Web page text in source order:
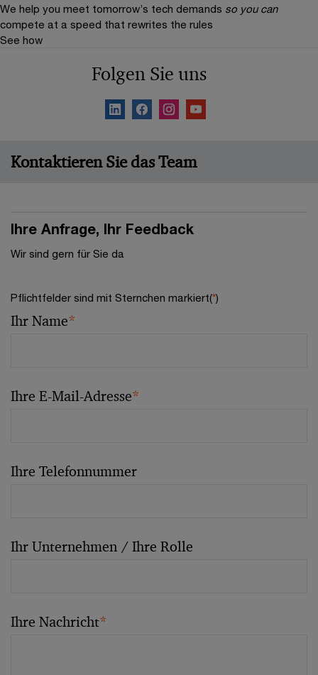
We help you meet tomorrow’s tech demands so you can
compete at a speed that rewrites the rules
See how
Folgen Sie uns
Kontaktieren Sie das Team
Ihre Anfrage, Ihr Feedback
Wir sind gern für Sie da
Pflichtfelder sind mit Sternchen markiert(*)
Ihr Name*
Ihre E-Mail-Adresse*
Ihre Telefonnummer
Ihr Unternehmen / Ihre Rolle
Ihre Nachricht*